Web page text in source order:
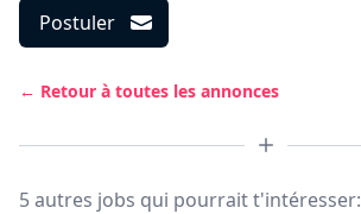
Postuler
← Retour à toutes les annonces
5 autres jobs qui pourrait t'intéresser: